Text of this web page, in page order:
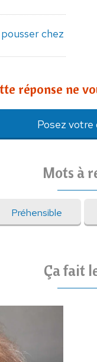
chez
réponse ne
Posez
Mots à
Préhensible
Ça fait